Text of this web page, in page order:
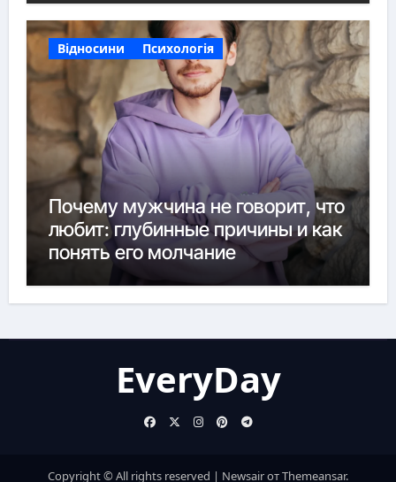
Відносини Психологія
Почему мужчина не говорит, что
любит: глубинные причины и как
понять его молчание
EveryDay
Copyright © All rights reserved | NewsairотThemeansar.